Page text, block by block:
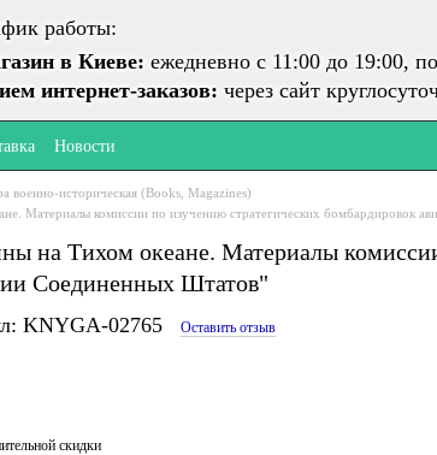
работы:
в Киеве: ежедневно с 11:00 до 19:00,
интернет-заказов: через сайт
Новости
военно-историческая (Books, Magazines)
Материалы комиссии по изучению стратегических бомбардировок
на Тихом океане. Материалы
Соединенных Штатов"
KNYGA-02765 Оставить отзыв
скидки